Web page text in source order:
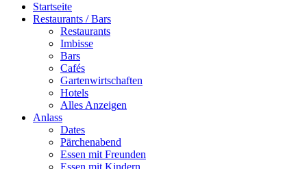
Startseite
Restaurants / Bars
Restaurants
Imbisse
Bars
Cafés
Gartenwirtschaften
Hotels
Alles Anzeigen
Anlass
Dates
Pärchenabend
Essen mit Freunden
Essen mit Kindern